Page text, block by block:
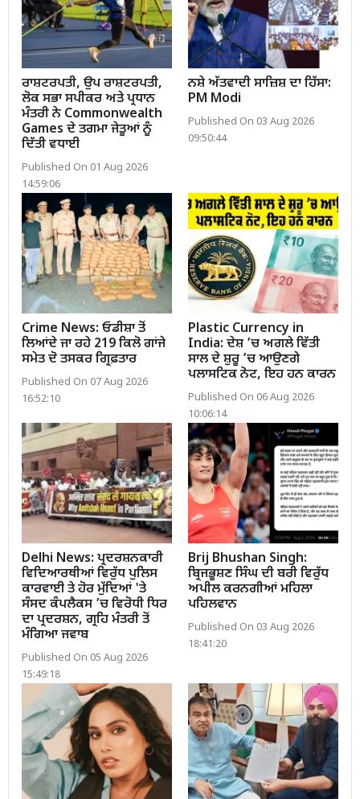
ਰਾਸ਼ਟਰਪਤੀ, ਉਪ ਰਾਸ਼ਟਰਪਤੀ,
ਲੋਕ ਸਭਾ ਸਪੀਕਰ ਅਤੇ ਪ੍ਰਧਾਨ
ਮੰਤਰੀ ਨੇ Commonwealth
Games ਦੇ ਤਗਮਾ ਜੇਤੂਆਂ ਨੂੰ
ਦਿੱਤੀ ਵਧਾਈ
Published On 01 Aug 2026
14:59:06
ਨਸ਼ੇ ਅੱਤਵਾਦੀ ਸਾਜ਼ਿਸ਼ ਦਾ ਹਿੱਸਾ:
PM Modi
Published On 03 Aug 2026
09:50:44
Crime News: ਓਡੀਸ਼ਾ ਤੋਂ
ਲਿਆਂਦੇ ਜਾ ਰਹੇ 219 ਕਿਲੋ ਗਾਂਜੇ
ਸਮੇਤ ਦੋ ਤਸਕਰ ਗ੍ਰਿਫ਼ਤਾਰ
Published On 07 Aug 2026
16:52:10
Plastic Currency in
India: ਦੇਸ਼ ’ਚ ਅਗਲੇ ਵਿੱਤੀ
ਸਾਲ ਦੇ ਸ਼ੁਰੂ ’ਚ ਆਉਣਗੇ
ਪਲਾਸਟਿਕ ਨੋਟ, ਇਹ ਹਨ ਕਾਰਨ
Published On 06 Aug 2026
10:06:14
Delhi News: ਪ੍ਰਦਰਸ਼ਨਕਾਰੀ
ਵਿਦਿਆਰਥੀਆਂ ਵਿਰੁੱਧ ਪੁਲਿਸ
ਕਾਰਵਾਈ ਤੇ ਹੋਰ ਮੁੱਦਿਆਂ 'ਤੇ
ਸੰਸਦ ਕੰਪਲੈਕਸ ’ਚ ਵਿਰੋਧੀ ਧਿਰ
ਦਾ ਪ੍ਰਦਰਸ਼ਨ, ਗ੍ਰਹਿ ਮੰਤਰੀ ਤੋਂ
ਮੰਗਿਆ ਜਵਾਬ
Published On 05 Aug 2026
15:49:18
Brij Bhushan Singh:
ਬ੍ਰਿਜਭੂਸ਼ਣ ਸਿੰਘ ਦੀ ਬਰੀ ਵਿਰੁੱਧ
ਅਪੀਲ ਕਰਨਗੀਆਂ ਮਹਿਲਾ
ਪਹਿਲਵਾਨ
Published On 03 Aug 2026
18:41:20